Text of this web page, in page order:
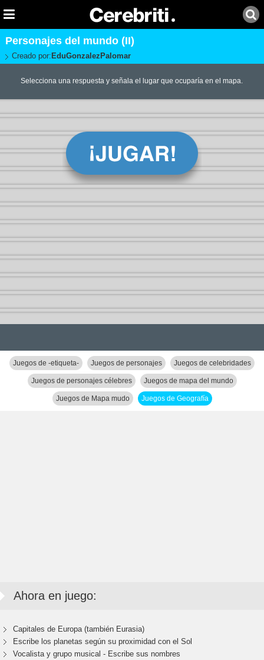
Personajes del mundo (II)
Creado por: EduGonzalezPalomar
Selecciona una respuesta y señala el lugar que ocuparía en el mapa.
Juegos de -etiqueta- Juegos de personajes Juegos de celebridades
Juegos de personajes célebres Juegos de mapa del mundo
Juegos de Mapa mudo Juegos de Geografía
Ahora en juego:
Capitales de Europa (también Eurasia)
Escribe los planetas según su proximidad con el Sol
Vocalista y grupo musical - Escribe sus nombres